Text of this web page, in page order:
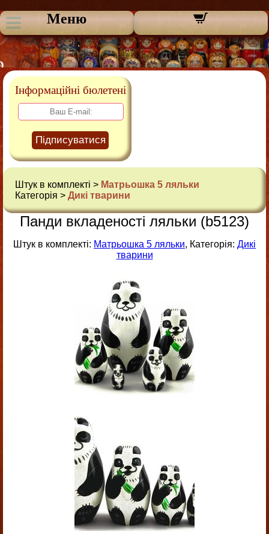
Меню
Інформаційні бюлетені
Підписуватися
Штук в комплекті > Матрьошка 5 ляльки
Категорія > Дикі тварини
Панди вкладеності ляльки (b5123)
Штук в комплекті: Матрьошка 5 ляльки, Категорія: Дикі
тварини